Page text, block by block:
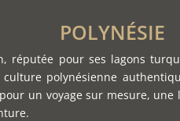
POLYNÉSIE
réputée pour ses lagons
polynésienne
un voyage sur mesure,